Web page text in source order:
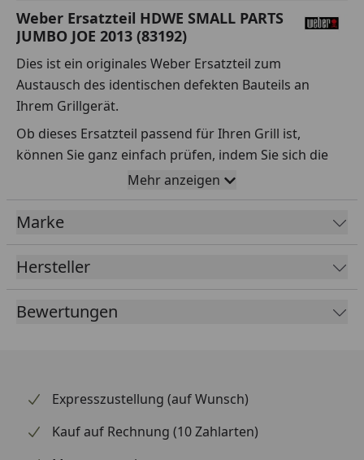
Weber Ersatzteil HDWE SMALL PARTS
JUMBO JOE 2013 (83192)
Dies ist ein originales Weber Ersatzteil zum
Austausch des identischen defekten Bauteils an
Ihrem Grillgerät.
Ob dieses Ersatzteil passend für Ihren Grill ist,
können Sie ganz einfach prüfen, indem Sie sich die
Explosionszeichnung Ihres Grills anschauen und dort
das betreffende Teil heraussuchen.
Über die Seriennummer Ihres Grillgeräts kommen Sie
ganz einfach zur passenden Explosionszeichnung.
Geben Sie dafür die Seriennummer
Sollte Ihnen nicht bekannt sein, wo Sie die
Abmessungen oder Gewichte zu den Ersatzteilen
handelt (wir bestellen das Produkt bei Weber, sobald
Mehr anzeigen
Marke
Hersteller
Bewertungen
Expresszustellung (auf Wunsch)
Kauf auf Rechnung (10 Zahlarten)